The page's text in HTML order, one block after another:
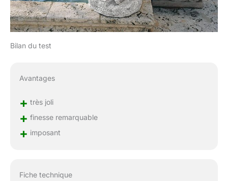
Bilan du test
Avantages
+ très joli
+ finesse remarquable
+ imposant
Fiche technique